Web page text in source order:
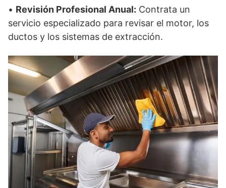
• Revisión Profesional Anual: Contrata un
servicio especializado para revisar el motor, los
ductos y los sistemas de extracción.